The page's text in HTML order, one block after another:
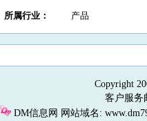
所属行业：
产品
Copyright
客户服务
DM信息网 网站域名: